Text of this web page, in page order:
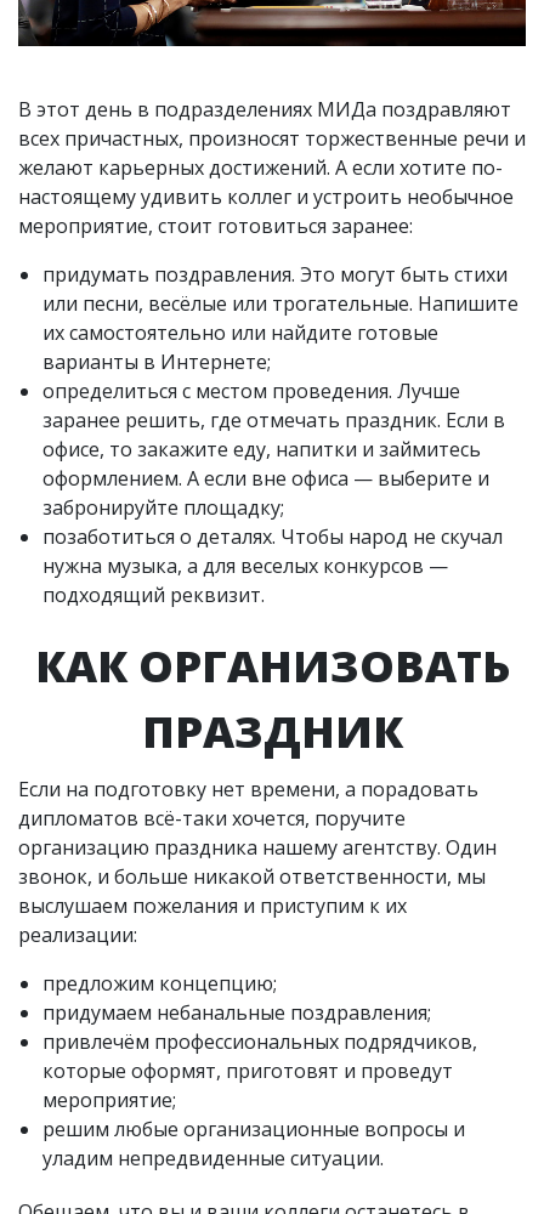
В этот день в подразделениях МИДа поздравляют
всех причастных, произносят торжественные речи и
желают карьерных достижений. А если хотите по-
настоящему удивить коллег и устроить необычное
мероприятие, стоит готовиться заранее:
придумать поздравления. Это могут быть стихи
или песни, весёлые или трогательные. Напишите
их самостоятельно или найдите готовые
варианты в Интернете;
определиться с местом проведения. Лучше
заранее решить, где отмечать праздник. Если в
офисе, то закажите еду, напитки и займитесь
оформлением. А если вне офиса — выберите и
забронируйте площадку;
позаботиться о деталях. Чтобы народ не скучал
нужна музыка, а для веселых конкурсов —
подходящий реквизит.
КАК ОРГАНИЗОВАТЬ
ПРАЗДНИК
Если на подготовку нет времени, а порадовать
дипломатов всё-таки хочется, поручите
организацию праздника нашему агентству. Один
звонок, и больше никакой ответственности, мы
выслушаем пожелания и приступим к их
реализации:
предложим концепцию;
придумаем небанальные поздравления;
привлечём профессиональных подрядчиков,
которые оформят, приготовят и проведут
мероприятие;
решим любые организационные вопросы и
уладим непредвиденные ситуации.